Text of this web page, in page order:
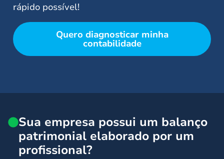
rápido possível!
Quero diagnosticar minha
contabilidade
Sua empresa possui um balanço
patrimonial elaborado por um
profissional?